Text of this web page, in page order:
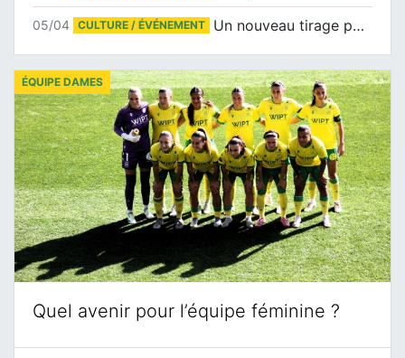
05/04 CULTURE / ÉVÉNEMENT Un nouveau tirage pour le Docu-BD
Quel avenir pour l’équipe féminine ?
ÉQUIPE DAMES